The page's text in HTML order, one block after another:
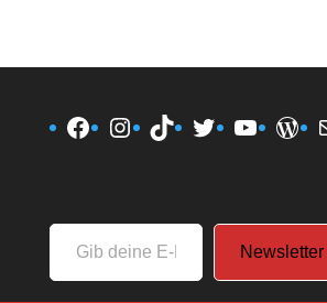
Facebook
Instagram
TikTokTwitter
deine
E-